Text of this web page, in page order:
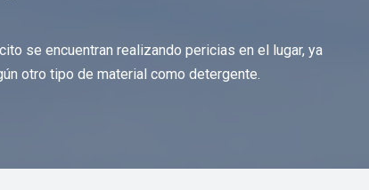
se encuentran realizando pericias en el lugar, ya
otro tipo de material como detergente.